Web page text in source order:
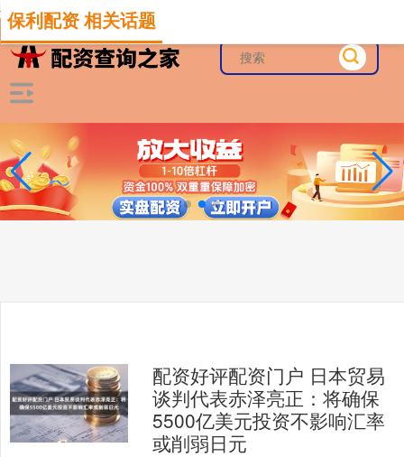
-->保利配资 相关话题
配资好评配资门户 日本贸易
谈判代表赤泽亮正：将确保
5500亿美元投资不影响汇率
或削弱日元